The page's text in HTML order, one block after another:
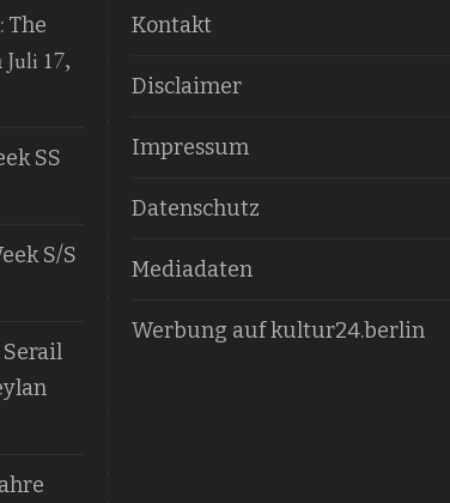
The
Juli 17,
SS
S/S
Kontakt
Disclaimer
Impressum
Datenschutz
Mediadaten
Werbung auf kultur24.berlin